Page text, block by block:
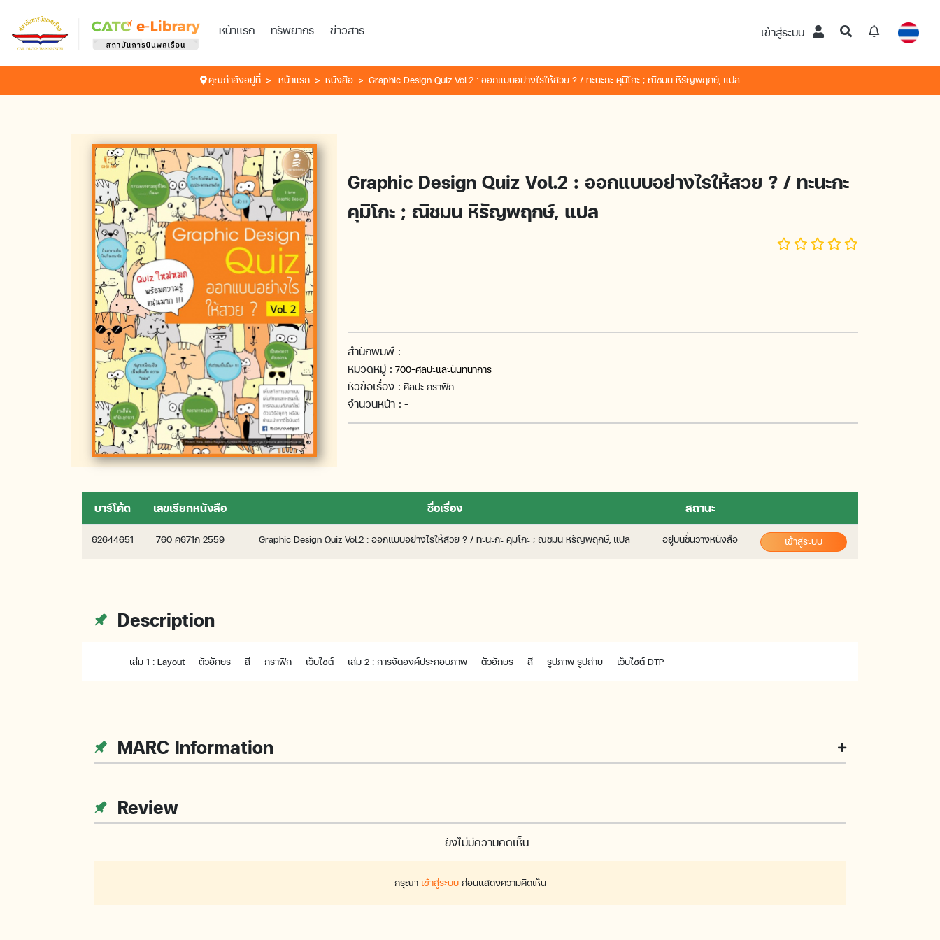
หน้าแรก ทรัพยากร ข่าวสาร เข้าสู่ระบบ
คุณกำลังอยู่ที่ หน้าแรก หนังสือ Graphic Design Quiz Vol.2 : ออกแบบอย่างไรให้สวย ? / ทะนะกะ คุมิโกะ ; ณิชมน หิรัญพฤกษ์, แปล
Graphic Design Quiz Vol.2 : ออกแบบอย่างไรให้สวย ? / ทะนะกะ
คุมิโกะ ; ณิชมน หิรัญพฤกษ์, แปล
สำนักพิมพ์ : -
หมวดหมู่ : 700-ศิลปะและนันทนาการ
หัวข้อเรื่อง : ศิลปะ กราฟิก
จำนวนหน้า : -
บาร์โค้ด เลขเรียกหนังสือ ชื่อเรื่อง สถานะ
62644651 760 ค671ก 2559 Graphic Design Quiz Vol.2 : ออกแบบอย่างไรให้สวย ? / ทะนะกะ คุมิโกะ ; ณิชมน หิรัญพฤกษ์, แปล อยู่บนชั้นวางหนังสือ เข้าสู่ระบบ
Description
เล่ม 1 : Layout -- ตัวอักษร -- สี -- กราฟิก -- เว็บไซต์ -- เล่ม 2 : การจัดองค์ประกอบภาพ -- ตัวอักษร -- สี -- รูปภาพ รูปถ่าย -- เว็บไซต์ DTP
MARC Information
Review
ยังไม่มีความคิดเห็น
กรุณา เข้าสู่ระบบก่อนแสดงความคิดเห็น